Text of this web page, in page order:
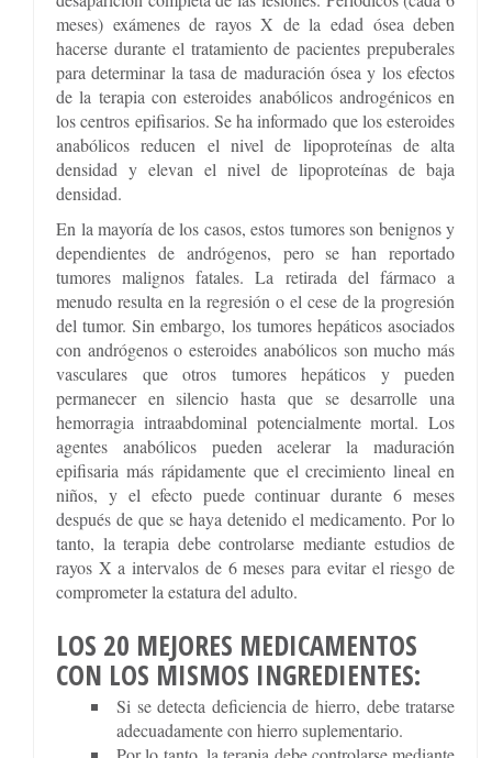
meses) exámenes de rayos X de la edad ósea deben
hacerse durante el tratamiento de pacientes prepuberales
para determinar la tasa de maduración ósea y los efectos
de la terapia con esteroides anabólicos androgénicos en
los centros epifisarios. Se ha informado que los esteroides
anabólicos reducen el nivel de lipoproteínas de alta
densidad y elevan el nivel de lipoproteínas de baja
densidad.
En la mayoría de los casos, estos tumores son benignos y
dependientes de andrógenos, pero se han reportado
tumores malignos fatales. La retirada del fármaco a
menudo resulta en la regresión o el cese de la progresión
del tumor. Sin embargo, los tumores hepáticos asociados
con andrógenos o esteroides anabólicos son mucho más
vasculares que otros tumores hepáticos y pueden
permanecer en silencio hasta que se desarrolle una
hemorragia intraabdominal potencialmente mortal. Los
agentes anabólicos pueden acelerar la maduración
epifisaria más rápidamente que el crecimiento lineal en
niños, y el efecto puede continuar durante 6 meses
después de que se haya detenido el medicamento. Por lo
tanto, la terapia debe controlarse mediante estudios de
rayos X a intervalos de 6 meses para evitar el riesgo de
comprometer la estatura del adulto.
LOS 20 MEJORES MEDICAMENTOS
CON LOS MISMOS INGREDIENTES:
Si se detecta deficiencia de hierro, debe tratarse
adecuadamente con hierro suplementario.